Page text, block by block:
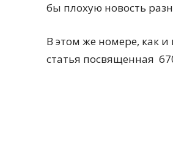
бы плохую новость
В этом же номере, как
статья посвященная